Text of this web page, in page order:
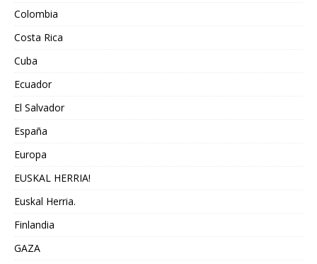
Colombia
Costa Rica
Cuba
Ecuador
El Salvador
España
Europa
EUSKAL HERRIA!
Euskal Herria.
Finlandia
GAZA